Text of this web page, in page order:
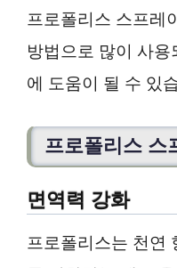
프로폴리스 스프레
방법으로 많이 사용
에 도움이 될 수 있
프로폴리스 스
면역력 강화
프로폴리스는 천연